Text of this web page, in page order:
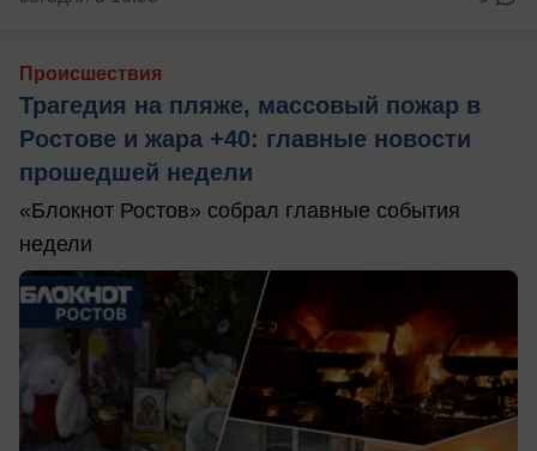
Происшествия
Трагедия на пляже, массовый пожар в
Ростове и жара +40: главные новости
прошедшей недели
«Блокнот Ростов» собрал главные события
недели